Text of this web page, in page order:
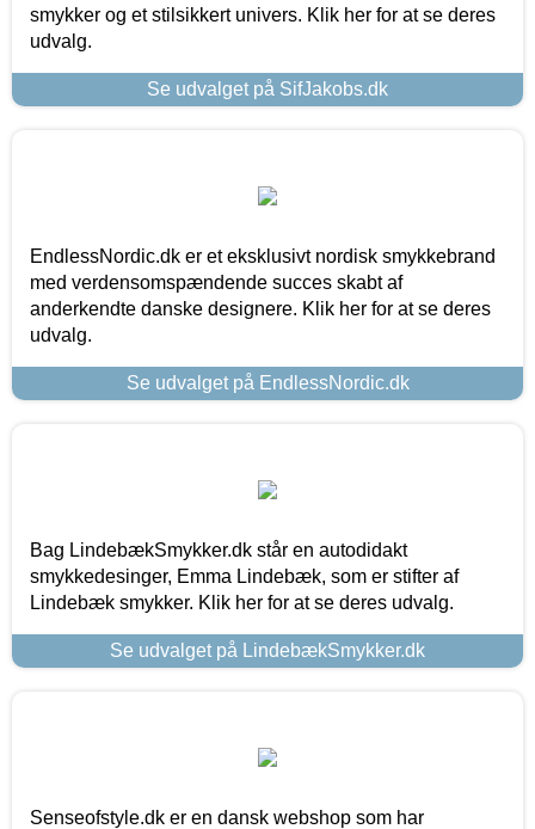
smykker og et stilsikkert univers. Klik her for at se deres
udvalg.
Se udvalget på SifJakobs.dk
EndlessNordic.dk er et eksklusivt nordisk smykkebrand
med verdensomspændende succes skabt af
anderkendte danske designere. Klik her for at se deres
udvalg.
Se udvalget på EndlessNordic.dk
Bag LindebækSmykker.dk står en autodidakt
smykkedesinger, Emma Lindebæk, som er stifter af
Lindebæk smykker. Klik her for at se deres udvalg.
Se udvalget på LindebækSmykker.dk
Senseofstyle.dk er en dansk webshop som har